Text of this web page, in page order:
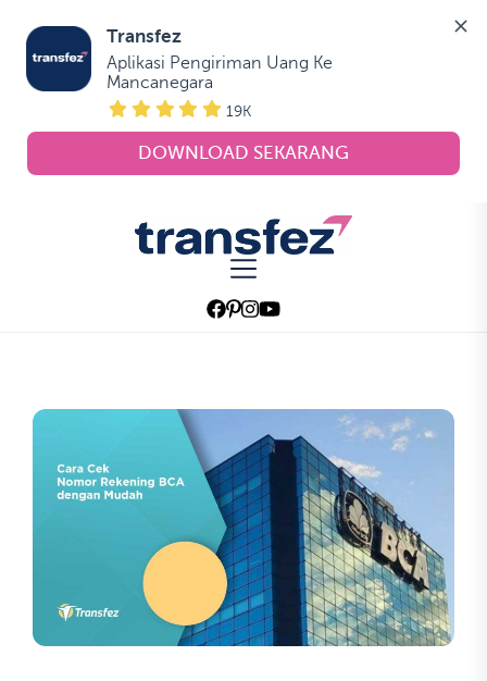
Transfez
Aplikasi Pengiriman Uang Ke
Mancanegara
19K
DOWNLOAD SEKARANG
Transfez